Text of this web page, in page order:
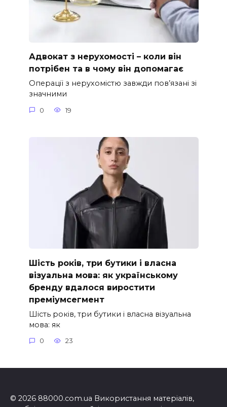
Адвокат з нерухомості – коли він
потрібен та в чому він допомагає
Операції з нерухомістю завжди пов’язані зі
значними
0 19
Шість років, три бутики і власна
візуальна мова: як українському
бренду вдалося виростити
преміумсегмент
Шість років, три бутики і власна візуальна
мова: як
0 23
© 2026 88000.com.ua Використання матеріалів,